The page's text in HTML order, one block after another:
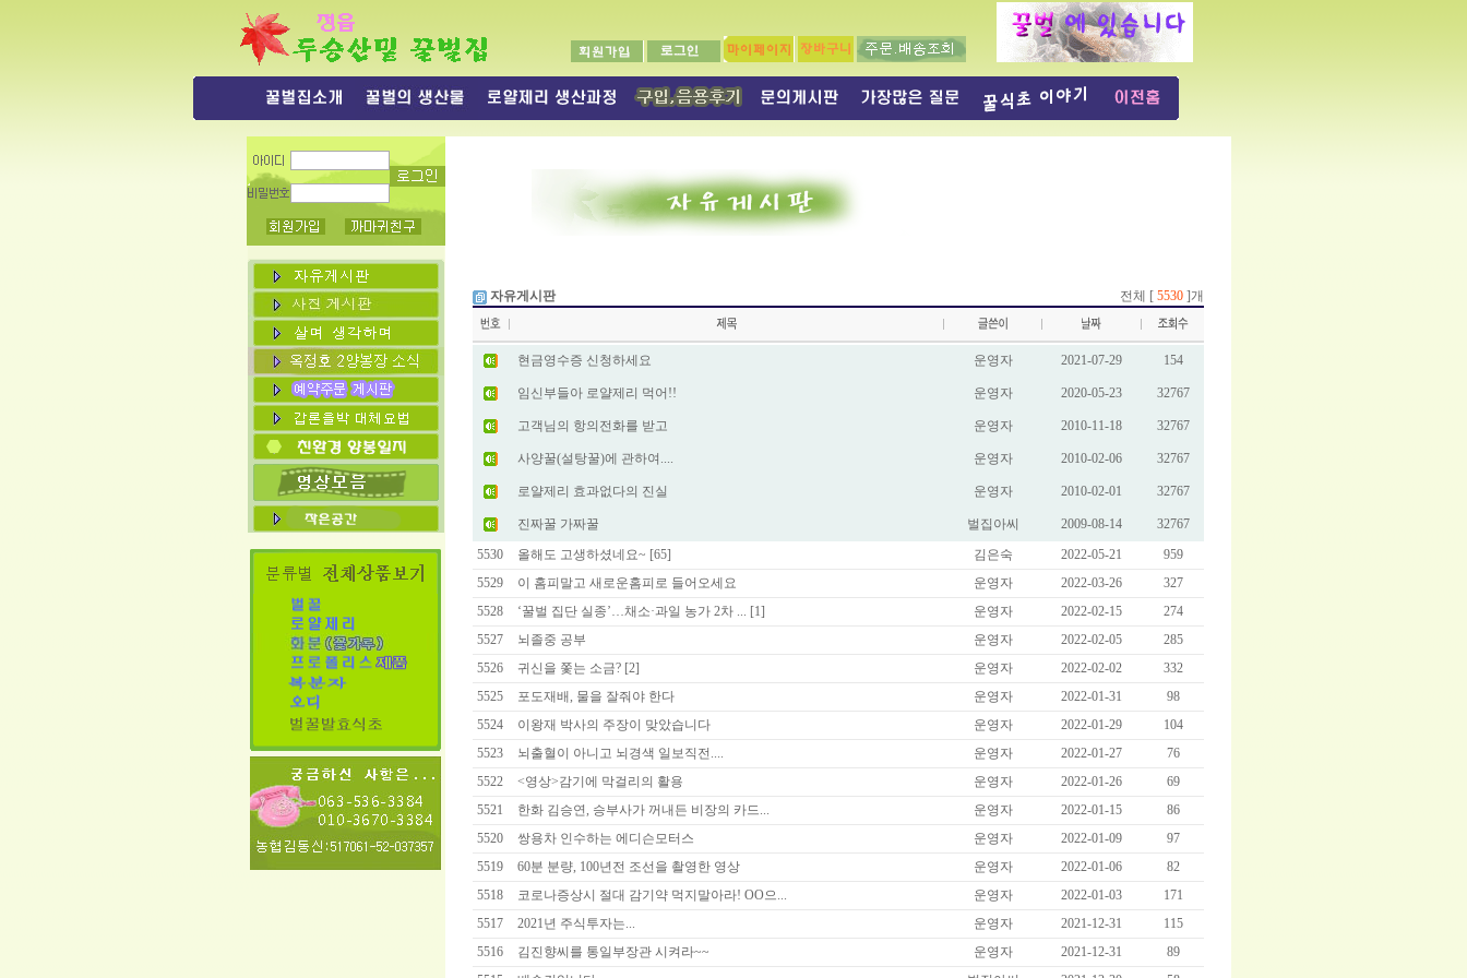
자유게시판 전체 [ 5530]개
현금영수증 신청하세요 운영자 2021-07-29 154
임신부들아 로얄제리 먹어!! 운영자 2020-05-23 32767
고객님의 항의전화를 받고 운영자 2010-11-18 32767
사양꿀(설탕꿀)에 관하여.... 운영자 2010-02-06 32767
로얄제리 효과없다의 진실 운영자 2010-02-01 32767
진짜꿀 가짜꿀 벌집아씨 2009-08-14
32767
5530
올해도 고생하셨네요~ [65] 김은숙 2022-05-21
959
5529
이 홈피말고 새로운홈피로 들어오세요 운영자 2022-03-26
327
5528
‘꿀벌 집단 실종’…채소·과일 농가 2차 ... [1] 운영자 2022-02-15
274
5527
뇌졸중 공부 운영자 2022-02-05
285
5526
귀신을 쫓는 소금? [2] 운영자 2022-02-02
332
5525
포도재배, 물을 잘줘야 한다 운영자 2022-01-31
98
5524
이왕재 박사의 주장이 맞았습니다 운영자 2022-01-29
104
5523
뇌출혈이 아니고 뇌경색 일보직전.... 운영자 2022-01-27
76
5522
<영상>감기에 막걸리의 활용 운영자 2022-01-26
69
5521
한화 김승연, 승부사가 꺼내든 비장의 카드... 운영자 2022-01-15
86
5520
쌍용차 인수하는 에디슨모터스 운영자 2022-01-09
97
5519
60분 분량, 100년전 조선을 촬영한 영상 운영자 2022-01-06
82
5518
코로나증상시 절대 감기약 먹지말아라! OO으... 운영자 2022-01-03
171
5517
2021년 주식투자는... 운영자 2021-12-31
115
5516
김진향씨를 통일부장관 시켜라~~ 운영자 2021-12-31
89